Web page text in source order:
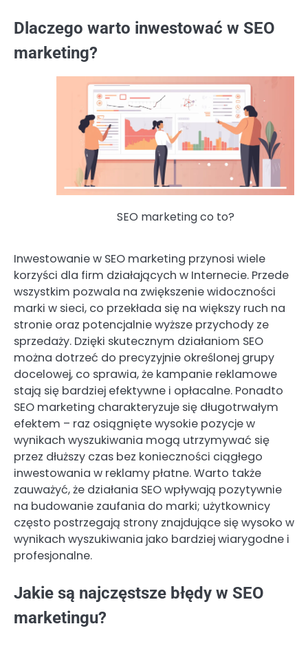
Dlaczego warto inwestować w SEO
marketing?
SEO marketing co to?
Inwestowanie w SEO marketing przynosi wiele
korzyści dla firm działających w Internecie. Przede
wszystkim pozwala na zwiększenie widoczności
marki w sieci, co przekłada się na większy ruch na
stronie oraz potencjalnie wyższe przychody ze
sprzedaży. Dzięki skutecznym działaniom SEO
można dotrzeć do precyzyjnie określonej grupy
docelowej, co sprawia, że kampanie reklamowe
stają się bardziej efektywne i opłacalne. Ponadto
SEO marketing charakteryzuje się długotrwałym
efektem – raz osiągnięte wysokie pozycje w
wynikach wyszukiwania mogą utrzymywać się
przez dłuższy czas bez konieczności ciągłego
inwestowania w reklamy płatne. Warto także
zauważyć, że działania SEO wpływają pozytywnie
na budowanie zaufania do marki; użytkownicy
często postrzegają strony znajdujące się wysoko w
wynikach wyszukiwania jako bardziej wiarygodne i
profesjonalne.
Jakie są najczęstsze błędy w SEO
marketingu?